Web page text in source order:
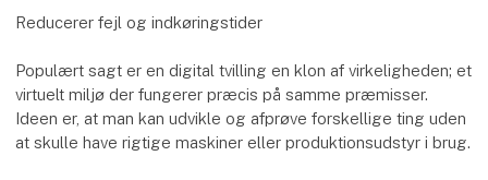
Reducerer fejl og indkøringstider
Populært sagt er en digital tvilling en klon af virkeligheden; et
virtuelt miljø der fungerer præcis på samme præmisser.
Ideen er, at man kan udvikle og afprøve forskellige ting uden
at skulle have rigtige maskiner eller produktionsudstyr i brug.